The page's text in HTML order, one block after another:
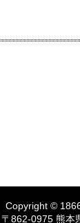
Copyright ©
〒862-0975 熊本